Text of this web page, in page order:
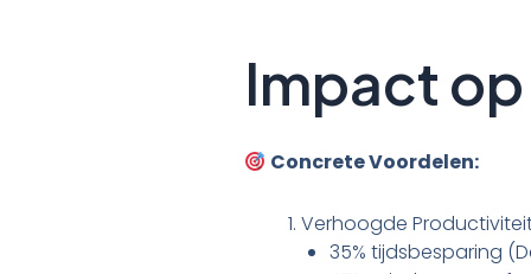
Impact
Concrete Voordelen:
Verhoogde
35% tijdsbesparing